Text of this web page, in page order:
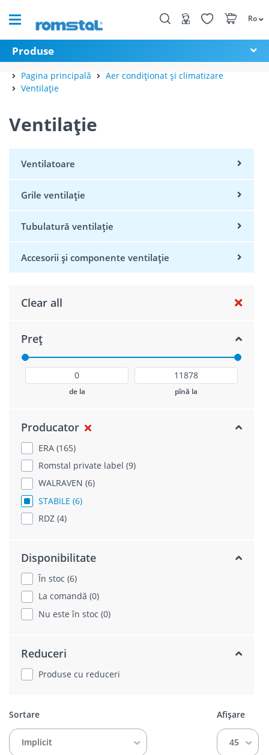
Ro
Produse
Pagina principală
Aer condiționat și climatizare
Ventilație
Ventilație
Ventilatoare
Grile ventilație
Tubulatură ventilație
Accesorii și componente ventilație
Clear all
Preț
de la pînă la
Producator
ERA (165)
Romstal private label (9)
WALRAVEN (6)
STABILE (6)
RDZ (4)
Disponibilitate
În stoc (6)
La comandă (0)
Nu este în stoc (0)
Reduceri
Produse cu reduceri
Sortare
Implicit
Afișare
45